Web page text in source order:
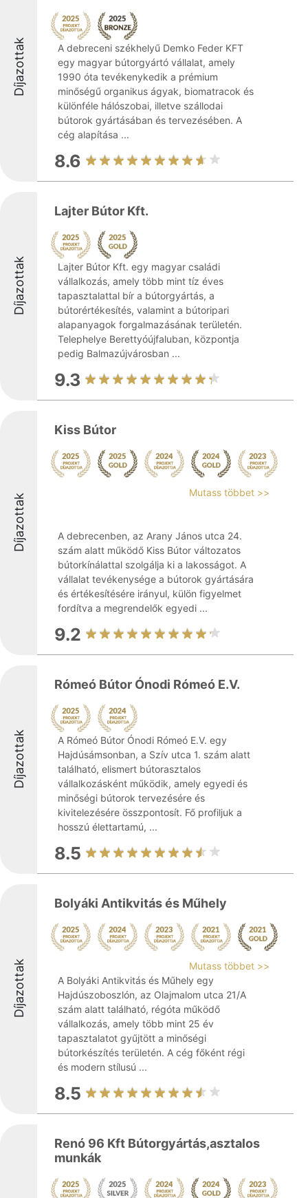
Díjazottak
A debreceni székhelyű Demko Feder KFT
egy magyar bútorgyártó vállalat, amely
1990 óta tevékenykedik a prémium
minőségű organikus ágyak, biomatracok és
különféle hálószobai, illetve szállodai
bútorok gyártásában és tervezésében. A
cég alapítása ...
8.6
Díjazottak
Lajter Bútor Kft.
Lajter Bútor Kft. egy magyar családi
vállalkozás, amely több mint tíz éves
tapasztalattal bír a bútorgyártás, a
bútorértékesítés, valamint a bútoripari
alapanyagok forgalmazásának területén.
Telephelye Berettyóújfaluban, központja
pedig Balmazújvárosban ...
9.3
Díjazottak
Kiss Bútor
Mutass többet >>
A debrecenben, az Arany János utca 24.
szám alatt működő Kiss Bútor változatos
bútorkínálattal szolgálja ki a lakosságot. A
vállalat tevékenysége a bútorok gyártására
és értékesítésére irányul, külön figyelmet
fordítva a megrendelők egyedi ...
9.2
Díjazottak
Rómeó Bútor Ónodi Rómeó E.V.
A Rómeó Bútor Ónodi Rómeó E.V. egy
Hajdúsámsonban, a Szív utca 1. szám alatt
található, elismert bútorasztalos
vállalkozásként működik, amely egyedi és
minőségi bútorok tervezésére és
kivitelezésére összpontosít. Fő profiljuk a
hosszú élettartamú, ...
8.5
Díjazottak
Bolyáki Antikvitás és Műhely
Mutass többet >>
A Bolyáki Antikvitás és Műhely egy
Hajdúszoboszlón, az Olajmalom utca 21/A
szám alatt található, régóta működő
vállalkozás, amely több mint 25 év
tapasztalatot gyűjtött a minőségi
bútorkészítés területén. A cég főként régi
és modern stílusú ...
8.5
Renó 96 Kft Bútorgyártás,asztalos
munkák